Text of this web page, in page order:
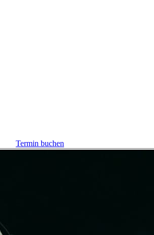
Termin buchen